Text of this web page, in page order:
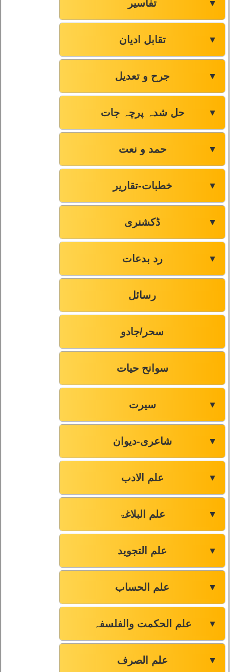
تفاسیر ▼
تقابل ادیان ▼
جرح و تعدیل ▼
حل شدہ پرچہ جات ▼
حمد و نعت ▼
خطبات-تقاریر ▼
ڈکشنری ▼
رد بدعات ▼
رسائل
سحر/جادو
سوانح حیات
سیرت ▼
شاعری-دیوان ▼
علم الادب ▼
علم البلاغۃ ▼
علم التجوید ▼
علم الحساب ▼
علم الحکمت والفلسفہ ▼
علم الصرف ▼